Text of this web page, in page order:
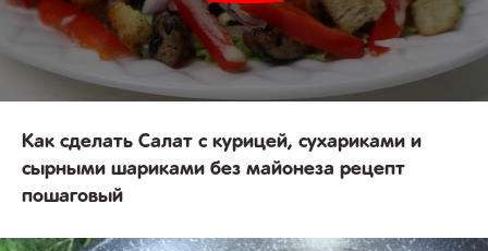
Как сделать Салат с курицей, сухариками и
сырными шариками без майонеза рецепт
пошаговый